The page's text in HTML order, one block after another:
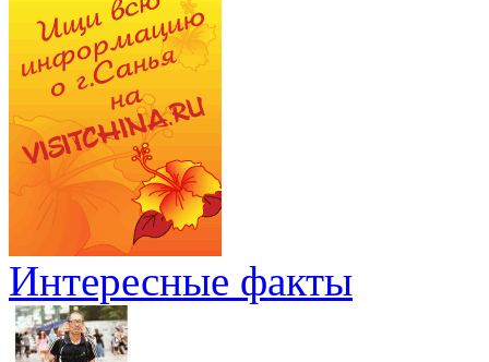
Интересные факты